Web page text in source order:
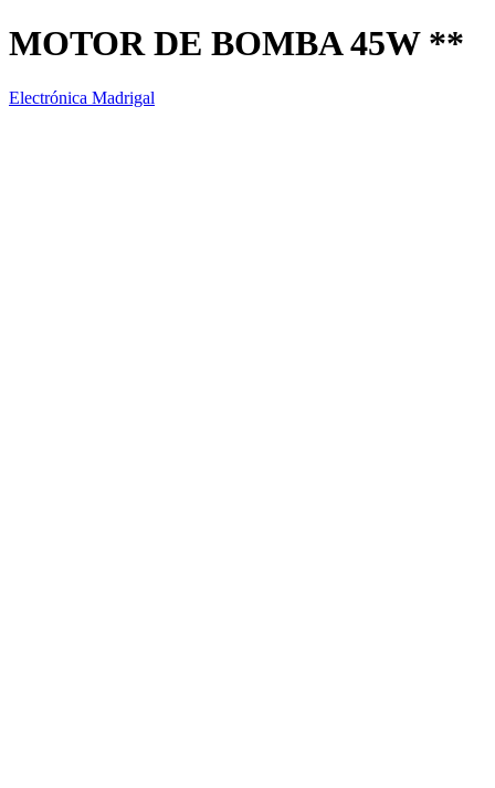
MOTOR DE BOMBA 45W **
Electrónica Madrigal